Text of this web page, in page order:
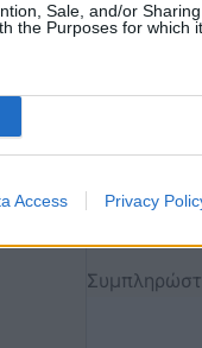
Sale, and/or Sharing
the Purposes for which it
Access Privacy
Κάντε
Και